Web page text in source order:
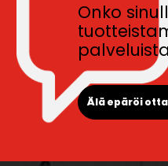
Onko
Älä epäröi